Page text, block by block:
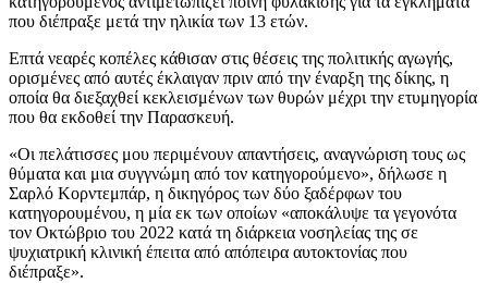
που διέπραξε μετά την ηλικία των 13 ετών.
Επτά νεαρές κοπέλες κάθισαν στις θέσεις της πολιτικής αγωγής,
ορισμένες από αυτές έκλαιγαν πριν από την έναρξη της δίκης, η
οποία θα διεξαχθεί κεκλεισμένων των θυρών μέχρι την ετυμηγορία
που θα εκδοθεί την Παρασκευή.
«Οι πελάτισσες μου περιμένουν απαντήσεις, αναγνώριση τους ως
θύματα και μια συγγνώμη από τον κατηγορούμενο», δήλωσε η
Σαρλό Κορντεμπάρ, η δικηγόρος των δύο ξαδέρφων του
κατηγορουμένου, η μία εκ των οποίων «αποκάλυψε τα γεγονότα
τον Οκτώβριο του 2022 κατά τη διάρκεια νοσηλείας της σε
ψυχιατρική κλινική έπειτα από απόπειρα αυτοκτονίας που
διέπραξε».